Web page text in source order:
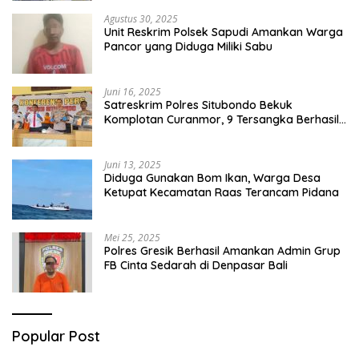
Agustus 30, 2025
Unit Reskrim Polsek Sapudi Amankan Warga
Pancor yang Diduga Miliki Sabu
Juni 16, 2025
Satreskrim Polres Situbondo Bekuk
Komplotan Curanmor, 9 Tersangka Berhasil
Juni 13, 2025
Diduga Gunakan Bom Ikan, Warga Desa
Ketupat Kecamatan Raas Terancam Pidana
Mei 25, 2025
Polres Gresik Berhasil Amankan Admin Grup
FB Cinta Sedarah di Denpasar Bali
Popular Post